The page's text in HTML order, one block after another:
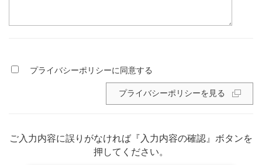
プライバシーポリシーに同意する
プライバシーポリシーを見る
ご入力内容に誤りがなければ『入力内容の確認』ボタンを
押してください。